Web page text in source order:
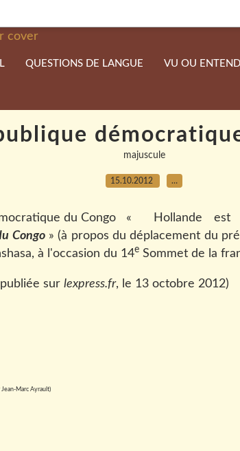
QUESTIONS DE LANGUE VU OU
majuscule
15.10.2012 …
« Hollande est
Congo» (à propos du déplacement du
à l'occasion du 14e Sommet de la
sur lexpress.fr, le 13 octobre 2012)
Marc Ayrault)